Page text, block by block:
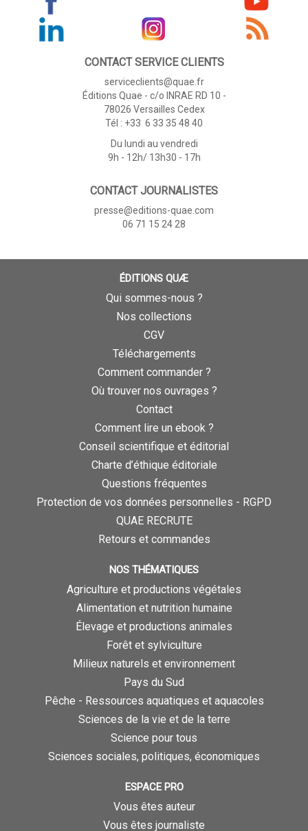
CONTACT SERVICE CLIENTS
serviceclients@quae.fr
Éditions Quae - c/o INRAE RD 10 -
78026 Versailles Cedex
Tél : +33 6 33 35 48 40
Du lundi au vendredi
9h - 12h/ 13h30 - 17h
CONTACT JOURNALISTES
presse@editions-quae.com
06 71 15 24 28
ÉDITIONS QUÆ
Qui sommes-nous ?
Nos collections
CGV
Téléchargements
Comment commander ?
Où trouver nos ouvrages ?
Contact
Comment lire un ebook ?
Conseil scientifique et éditorial
Charte d’éthique éditoriale
Questions fréquentes
Protection de vos données personnelles - RGPD
QUAE RECRUTE
Retours et commandes
NOS THÉMATIQUES
Agriculture et productions végétales
Alimentation et nutrition humaine
Élevage et productions animales
Forêt et sylviculture
Milieux naturels et environnement
Pays du Sud
Pêche - Ressources aquatiques et aquacoles
Sciences de la vie et de la terre
Science pour tous
Sciences sociales, politiques, économiques
ESPACE PRO
Vous êtes auteur
Vous êtes journaliste